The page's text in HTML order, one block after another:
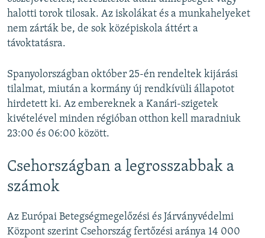
halotti torok tilosak. Az iskolákat és a munkahelyeket
nem zárták be, de sok középiskola áttért a
távoktatásra.
Spanyolországban október 25-én rendeltek kijárási
tilalmat, miután a kormány új rendkívüli állapotot
hirdetett ki. Az embereknek a Kanári-szigetek
kivételével minden régióban otthon kell maradniuk
23:00 és 06:00 között.
Csehországban a legrosszabbak a
számok
Az Európai Betegségmegelőzési és Járványvédelmi
Központ szerint Csehország fertőzési aránya 14 000